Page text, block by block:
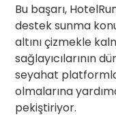
Bu başarı,
destek sunma
altını çizmekle
sağlayıcılarının
seyahat
olmalarına
pekiştiriyor.